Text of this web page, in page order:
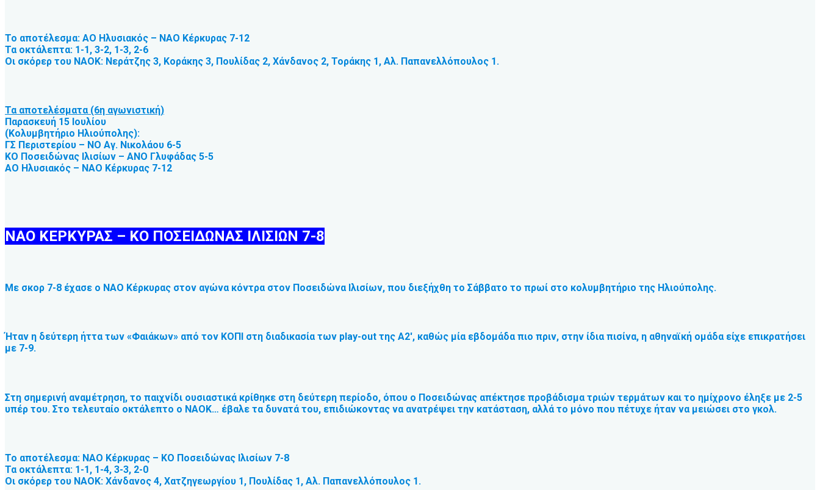
Το αποτέλεσμα: ΑΟ Ηλυσιακός – ΝΑΟ Κέρκυρας 7-12
Τα οκτάλεπτα: 1-1, 3-2, 1-3, 2-6
Οι σκόρερ του ΝΑΟΚ: Νεράτζης 3, Κοράκης 3, Πουλίδας 2, Χάνδανος 2, Τοράκης 1, Αλ. Παπανελλόπουλος 1.
Τα αποτελέσματα (6η αγωνιστική)
Παρασκευή 15 Ιουλίου
(Κολυμβητήριο Ηλιούπολης):
ΓΣ Περιστερίου – ΝΟ Αγ. Νικολάου 6-5
ΚΟ Ποσειδώνας Ιλισίων – ΑΝΟ Γλυφάδας 5-5
ΑΟ Ηλυσιακός – ΝΑΟ Κέρκυρας 7-12
ΝΑΟ ΚΕΡΚΥΡΑΣ – ΚΟ ΠΟΣΕΙΔΩΝΑΣ ΙΛΙΣΙΩΝ 7-8
Με σκορ 7-8 έχασε ο ΝΑΟ Κέρκυρας στον αγώνα κόντρα στον Ποσειδώνα Ιλισίων, που διεξήχθη το Σάββατο το πρωί στο κολυμβητήριο της Ηλιούπολης.
Ήταν η δεύτερη ήττα των «Φαιάκων» από τον ΚΟΠΙ στη διαδικασία των play-out της Α2′, καθώς μία εβδομάδα πιο πριν, στην ίδια πισίνα, η αθηναϊκή ομάδα είχε επικρατήσει
με 7-9.
Στη σημερινή αναμέτρηση, το παιχνίδι ουσιαστικά κρίθηκε στη δεύτερη περίοδο, όπου ο Ποσειδώνας απέκτησε προβάδισμα τριών τερμάτων και το ημίχρονο έληξε με 2-5
υπέρ του. Στο τελευταίο οκτάλεπτο ο ΝΑΟΚ… έβαλε τα δυνατά του, επιδιώκοντας να ανατρέψει την κατάσταση, αλλά το μόνο που πέτυχε ήταν να μειώσει στο γκολ.
Το αποτέλεσμα: ΝΑΟ Κέρκυρας – ΚΟ Ποσειδώνας Ιλισίων 7-8
Τα οκτάλεπτα: 1-1, 1-4, 3-3, 2-0
Οι σκόρερ του ΝΑΟΚ: Χάνδανος 4, Χατζηγεωργίου 1, Πουλίδας 1, Αλ. Παπανελλόπουλος 1.